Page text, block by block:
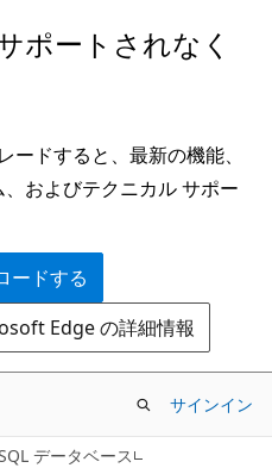
ポートされなく
ドすると、最新の機能、
およびテクニカル サポー
ードする
Edge の詳細情報
サインイン
データベース